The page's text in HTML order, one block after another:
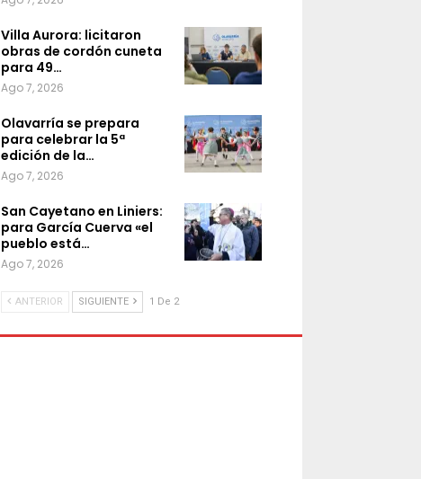
Villa Aurora: licitaron
obras de cordón cuneta
para 49…
Ago 7, 2026
Olavarría se prepara
para celebrar la 5ª
edición de la…
Ago 7, 2026
San Cayetano en Liniers:
para García Cuerva «el
pueblo está…
Ago 7, 2026
ANTERIOR SIGUIENTE 1 De 2